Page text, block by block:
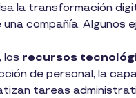
la transformación
compañía. Algunos
los recursos
de personal, la
tareas